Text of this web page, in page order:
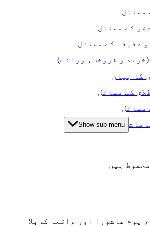
مسائل
کے مسائل
عقیقہ کے مسائل
(خرید و فروخت، وراثت)
کا بیان
کے مسائل
مسائل
Show sub menu
یوم عاشورا اور واقعہ کربلا